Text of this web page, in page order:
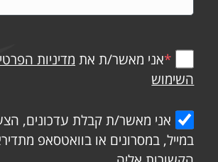
*אני מאשר/ת את מדיניות
השימוש
אני מאשר/ת קבלת עדכונים,
במייל, במסרונים או בוואטסאפ